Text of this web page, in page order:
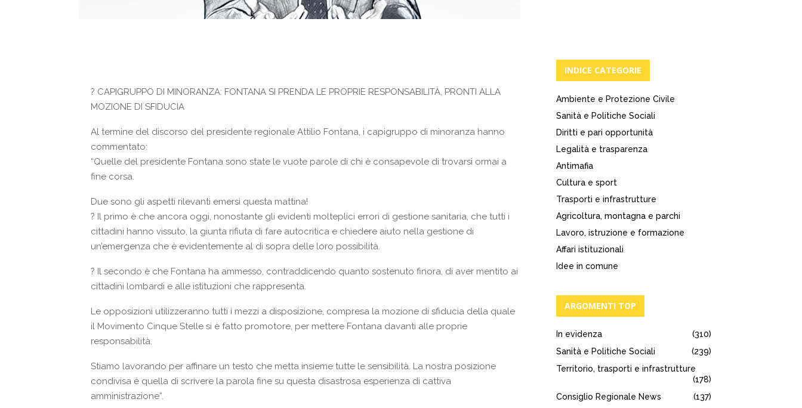
? CAPIGRUPPO DI MINORANZA: FONTANA SI PRENDA LE PROPRIE RESPONSABILITÀ, PRONTI ALLA
MOZIONE DI SFIDUCIA
Al termine del discorso del presidente regionale Attilio Fontana, i capigruppo di minoranza hanno
commentato:
“Quelle del presidente Fontana sono state le vuote parole di chi è consapevole di trovarsi ormai a
fine corsa.
Due sono gli aspetti rilevanti emersi questa mattina!
? Il primo è che ancora oggi, nonostante gli evidenti molteplici errori di gestione sanitaria, che tutti i
cittadini hanno vissuto, la giunta rifiuta di fare autocritica e chiedere aiuto nella gestione di
un’emergenza che è evidentemente al di sopra delle loro possibilità.
? Il secondo è che Fontana ha ammesso, contraddicendo quanto sostenuto finora, di aver mentito ai
cittadini lombardi e alle istituzioni che rappresenta.
Le opposizioni utilizzeranno tutti i mezzi a disposizione, compresa la mozione di sfiducia della quale
il Movimento Cinque Stelle si è fatto promotore, per mettere Fontana davanti alle proprie
responsabilità.
Stiamo lavorando per affinare un testo che metta insieme tutte le sensibilità. La nostra posizione
condivisa è quella di scrivere la parola fine su questa disastrosa esperienza di cattiva
amministrazione”.
INDICE CATEGORIE
Ambiente e Protezione Civile
Sanità e Politiche Sociali
Diritti e pari opportunità
Legalità e trasparenza
Antimafia
Cultura e sport
Trasporti e infrastrutture
Agricoltura, montagna e parchi
Lavoro, istruzione e formazione
Affari istituzionali
Idee in comune
ARGOMENTI TOP
In evidenza
(310)
Sanità e Politiche Sociali
(239)
Territorio, trasporti e infrastrutture
(178)
Consiglio Regionale News
(137)